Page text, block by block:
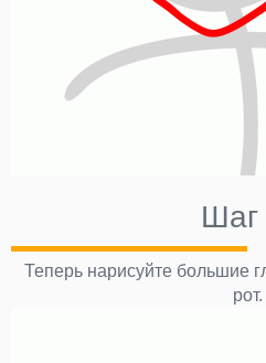
Шаг
Теперь нарисуйте большие
рот.